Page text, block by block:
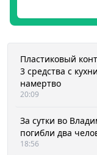
Пластиковый
3 средства с
намертво
20:09
За сутки во
погибли два
18:56